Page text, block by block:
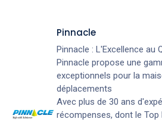
Pinnacle
Pinnacle : L'Excellence au
Pinnacle propose une
exceptionnels pour la
déplacements
Avec plus de 30 ans
récompenses, dont le Top